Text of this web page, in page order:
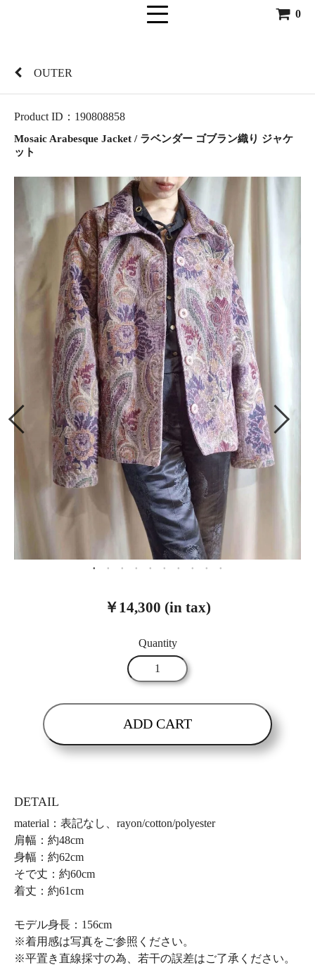
0
OUTER
Product ID：190808858
Mosaic Arabesque Jacket / ラベンダー ゴブラン織り ジャケ
ット
￥14,300 (in tax)
Quantity
ADD CART
DETAIL
material：表記なし、rayon/cotton/polyester
肩幅：約48cm
身幅：約62cm
そで丈：約60cm
着丈：約61cm
モデル身長：156cm
※着用感は写真をご参照ください。
※平置き直線採寸の為、若干の誤差はご了承ください。